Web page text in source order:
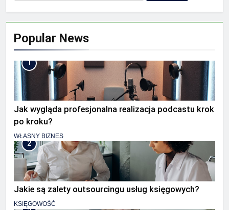
Popular News
1
Jak wygląda profesjonalna realizacja podcastu krok
po kroku?
WŁASNY BIZNES
2
Jakie są zalety outsourcingu usług księgowych?
KSIĘGOWOŚĆ